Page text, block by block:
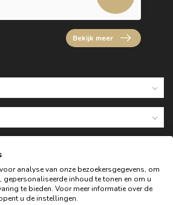
Bekijk meer
analyse van onze bezoekersgegevens, om
gepersonaliseerde inhoud te tonen en om u
te bieden. Voor meer informatie over de
u de instellingen.